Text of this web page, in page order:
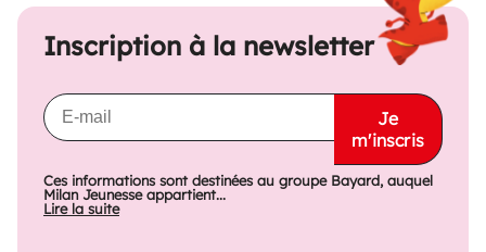
Inscription à la newsletter
Je
m'inscris
Ces informations sont destinées au groupe Bayard, auquel
Milan Jeunesse appartient...
Lire la suite